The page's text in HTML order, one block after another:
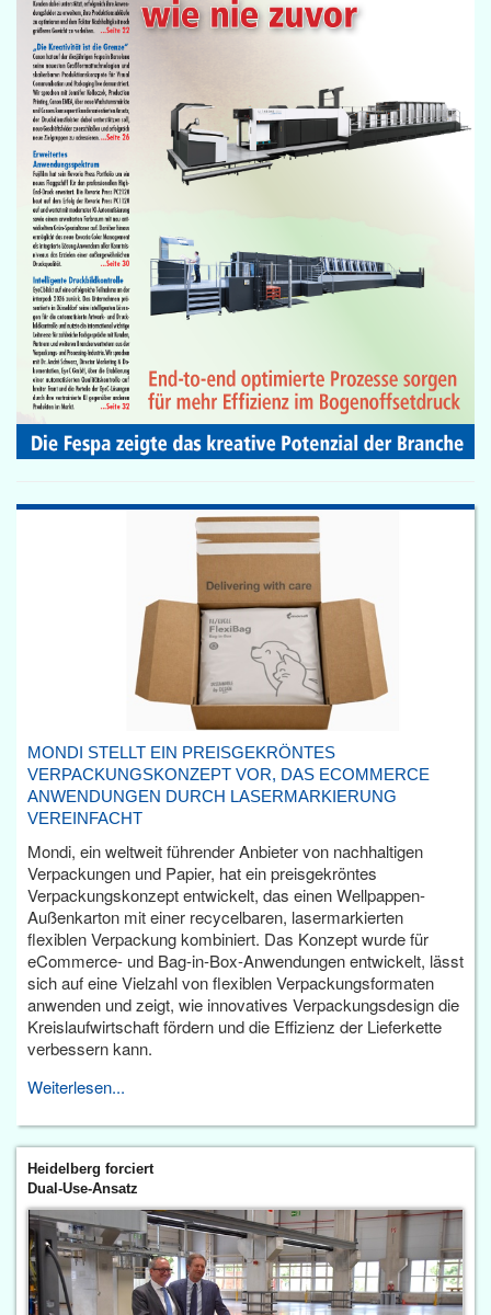
MONDI STELLT EIN PREISGEKRÖNTES
VERPACKUNGSKONZEPT VOR, DAS ECOMMERCE
ANWENDUNGEN DURCH LASERMARKIERUNG
VEREINFACHT
Mondi, ein weltweit führender Anbieter von nachhaltigen
Verpackungen und Papier, hat ein preisgekröntes
Verpackungskonzept entwickelt, das einen Wellpappen-
Außenkarton mit einer recycelbaren, lasermarkierten
flexiblen Verpackung kombiniert. Das Konzept wurde für
eCommerce- und Bag-in-Box-Anwendungen entwickelt, lässt
sich auf eine Vielzahl von flexiblen Verpackungsformaten
anwenden und zeigt, wie innovatives Verpackungsdesign die
Kreislaufwirtschaft fördern und die Effizienz der Lieferkette
verbessern kann.
Weiterlesen...
Heidelberg forciert
Dual-Use-Ansatz